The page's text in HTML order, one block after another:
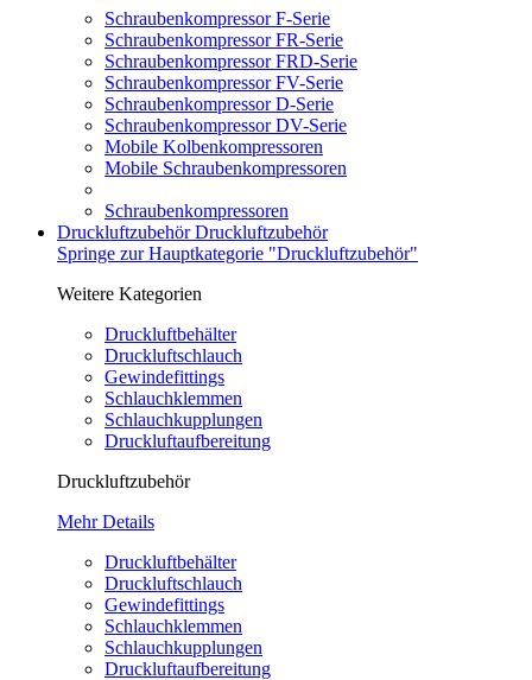
Schraubenkompressor F-Serie
Schraubenkompressor FR-Serie
Schraubenkompressor FRD-Serie
Schraubenkompressor FV-Serie
Schraubenkompressor D-Serie
Schraubenkompressor DV-Serie
Mobile Kolbenkompressoren
Mobile Schraubenkompressoren
Schraubenkompressoren
DruckluftzubehörDruckluftzubehör
Springe zur Hauptkategorie "Druckluftzubehör"
Weitere Kategorien
Druckluftbehälter
Druckluftschlauch
Gewindefittings
Schlauchklemmen
Schlauchkupplungen
Druckluftaufbereitung
Druckluftzubehör
Mehr Details
Druckluftbehälter
Druckluftschlauch
Gewindefittings
Schlauchklemmen
Schlauchkupplungen
Druckluftaufbereitung